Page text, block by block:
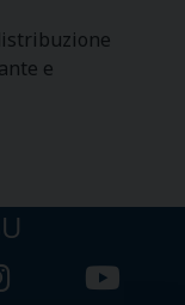
e